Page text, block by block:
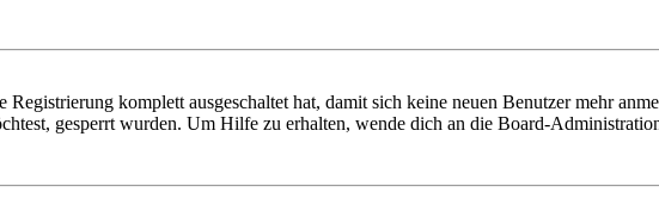
komplett ausgeschaltet hat, damit sich keine neuen Benutzer mehr
gesperrt wurden. Um Hilfe zu erhalten, wende dich an die Board-